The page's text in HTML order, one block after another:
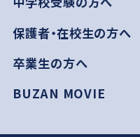
保護者・在校生の方へ
卒業生の方へ
BUZAN MOVIE